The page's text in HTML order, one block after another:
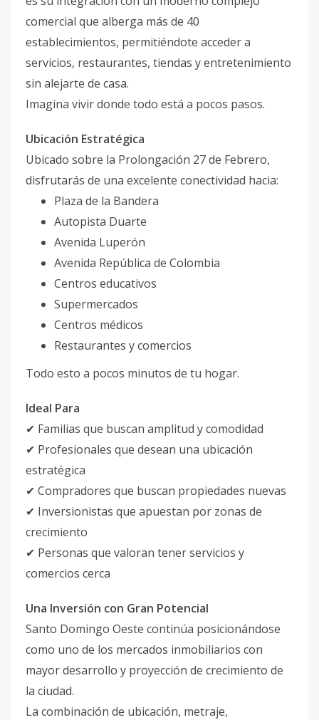
comercial que alberga más de 40
establecimientos, permitiéndote acceder a
servicios, restaurantes, tiendas y entretenimiento
sin alejarte de casa.
Imagina vivir donde todo está a pocos pasos.
Ubicación Estratégica
Ubicado sobre la Prolongación 27 de Febrero,
disfrutarás de una excelente conectividad hacia:
Plaza de la Bandera
Autopista Duarte
Avenida Luperón
Avenida República de Colombia
Centros educativos
Supermercados
Centros médicos
Restaurantes y comercios
Todo esto a pocos minutos de tu hogar.
Ideal Para
✔ Familias que buscan amplitud y comodidad
✔ Profesionales que desean una ubicación
estratégica
✔ Compradores que buscan propiedades nuevas
✔ Inversionistas que apuestan por zonas de
crecimiento
✔ Personas que valoran tener servicios y
comercios cerca
Una Inversión con Gran Potencial
Santo Domingo Oeste continúa posicionándose
como uno de los mercados inmobiliarios con
mayor desarrollo y proyección de crecimiento de
la ciudad.
La combinación de ubicación, metraje,